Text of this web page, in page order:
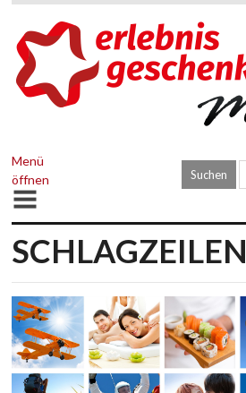
Menü
öffnen
SCHLAGZEILEN